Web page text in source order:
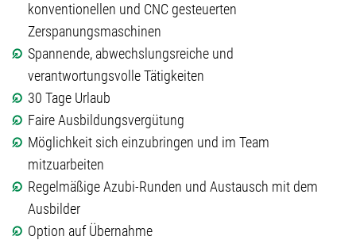
konventionellen und CNC gesteuerten
Zerspanungsmaschinen
Spannende, abwechslungsreiche und
verantwortungsvolle Tätigkeiten
30 Tage Urlaub
Faire Ausbildungsvergütung
Möglichkeit sich einzubringen und im Team
mitzuarbeiten
Regelmäßige Azubi-Runden und Austausch mit dem
Ausbilder
Option auf Übernahme